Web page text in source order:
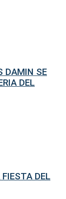
DAMIN SE
DEL
DEL